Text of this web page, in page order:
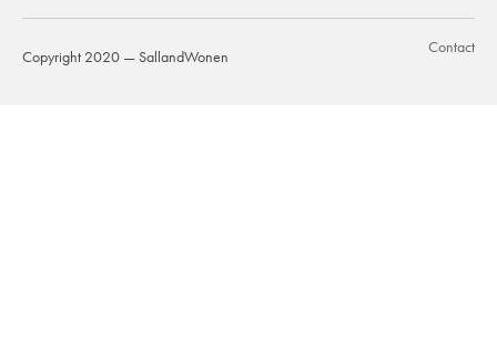
Copyright 2020 — SallandWonen Contact